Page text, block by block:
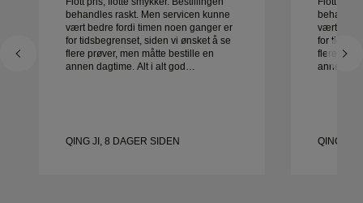
behandles raskt. Men servicen kunne
vært bedre fordi timen noen ganger er
for tidsbegrenset, siden vi ønsket å se
flere prøver, men måtte bestille en
annen dagtime. Alt i alt god
QING JI, 8 DAGER SIDEN
vært
for
flere
annen dagtime.
QING JI,